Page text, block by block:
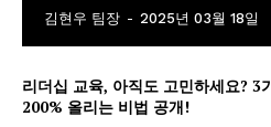
김현우 팀장 - 2025년 03월 18일
리더십 교육, 아직도 고민하세요? 3
200% 올리는 비법 공개!